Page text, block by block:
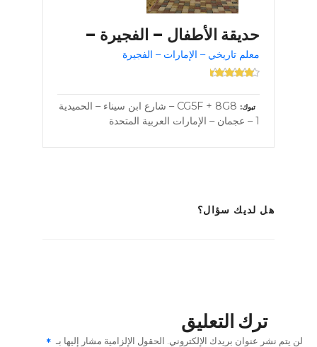
حديقة الأطفال – الفجيرة –
معلم تاريخي – الإمارات – الفجيرة
تبوك
CG5F + 8G8 – شارع ابن سيناء – الحميدية
1 – عجمان – الإمارات العربية المتحدة
هل لديك سؤال؟
ترك التعليق
لن يتم نشر عنوان بريدك الإلكتروني. الحقول الإلزامية مشار إليها بـ